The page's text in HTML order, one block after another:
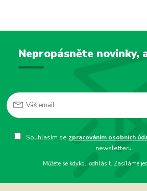
Nepropásněte novinky,
Souhlasím se zpracováním osobních
newsletteru.
Můžete se kdykoli odhlásit. Zasíláme